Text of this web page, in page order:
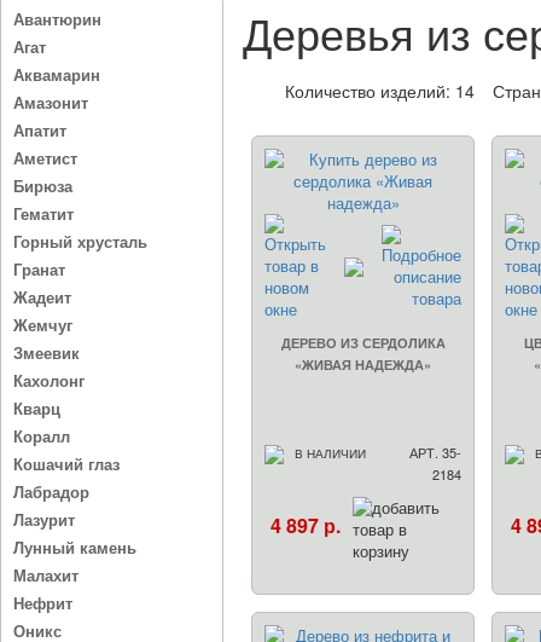
Авантюрин
Агат
Аквамарин
Амазонит
Апатит
Аметист
Бирюза
Гематит
Горный хрусталь
Гранат
Жадеит
Жемчуг
Змеевик
Кахолонг
Кварц
Коралл
Кошачий глаз
Лабрадор
Лазурит
Лунный камень
Малахит
Нефрит
Оникс
Деревья из
Количество изделий: 14
ДЕРЕВО ИЗ СЕРДОЛИКА
«ЖИВАЯ НАДЕЖДА»
В НАЛИЧИИ
АРТ. 35-
2184
4 897 р. 4